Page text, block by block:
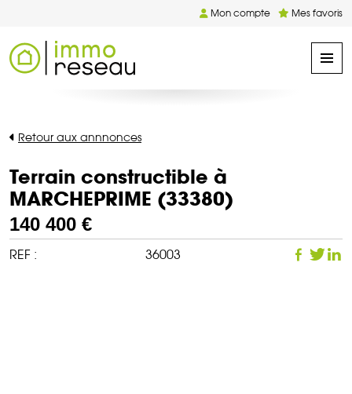
Mon compte Mes favoris
Retour aux annnonces
Terrain constructible à
MARCHEPRIME (33380)
140 400 €
REF : 36003